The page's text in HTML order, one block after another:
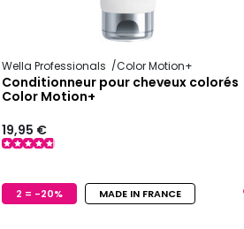
Wella Professionals Color Motion+
Conditionneur pour cheveux colorés
Color Motion+
19,95 €
2 = -20% MADE IN FRANCE